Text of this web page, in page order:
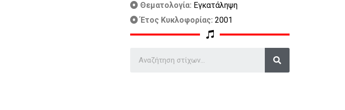
Θεματολογία: Εγκατάληψη
Έτος Κυκλοφορίας: 2001